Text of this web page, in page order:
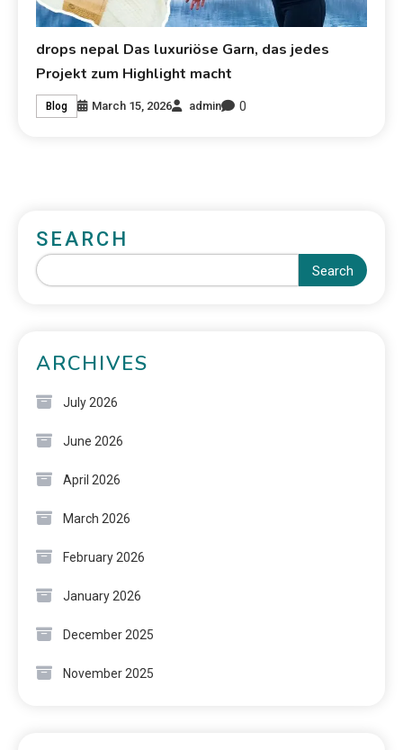
drops nepal Das luxuriöse Garn, das jedes
Projekt zum Highlight macht
Blog March 15, 2026 admin 0
SEARCH
Search
ARCHIVES
July 2026
June 2026
April 2026
March 2026
February 2026
January 2026
December 2025
November 2025